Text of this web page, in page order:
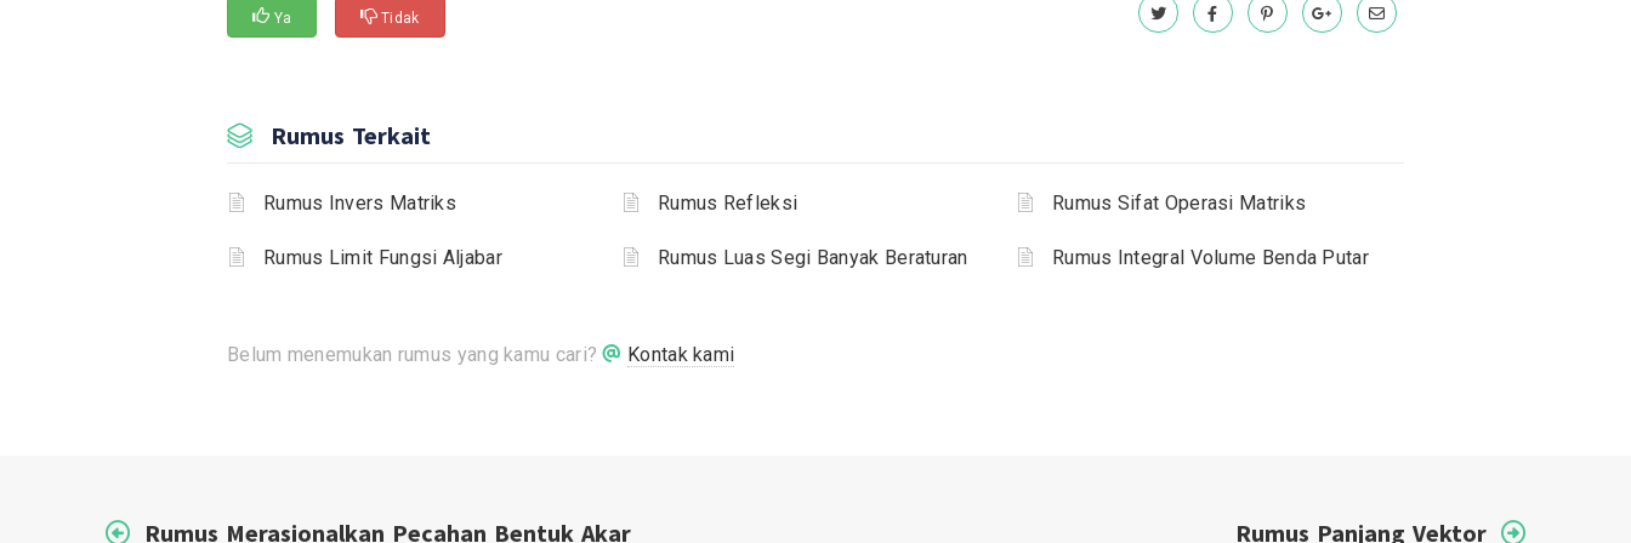
Ya Tidak
Rumus Terkait
Rumus Invers Matriks Rumus Refleksi Rumus Sifat Operasi Matriks
Rumus Limit Fungsi Aljabar Rumus Luas Segi Banyak Beraturan Rumus Integral Volume Benda Putar
Belum menemukan rumus yang kamu cari? Kontak kami
Rumus Merasionalkan Pecahan Bentuk Akar Rumus Panjang Vektor